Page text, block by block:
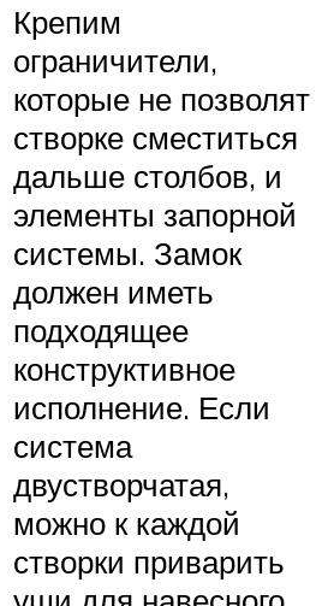
Крепим
ограничители,
которые не позволят
створке сместиться
дальше столбов, и
элементы запорной
системы. Замок
должен иметь
подходящее
конструктивное
исполнение. Если
система
двустворчатая,
можно к каждой
створки приварить